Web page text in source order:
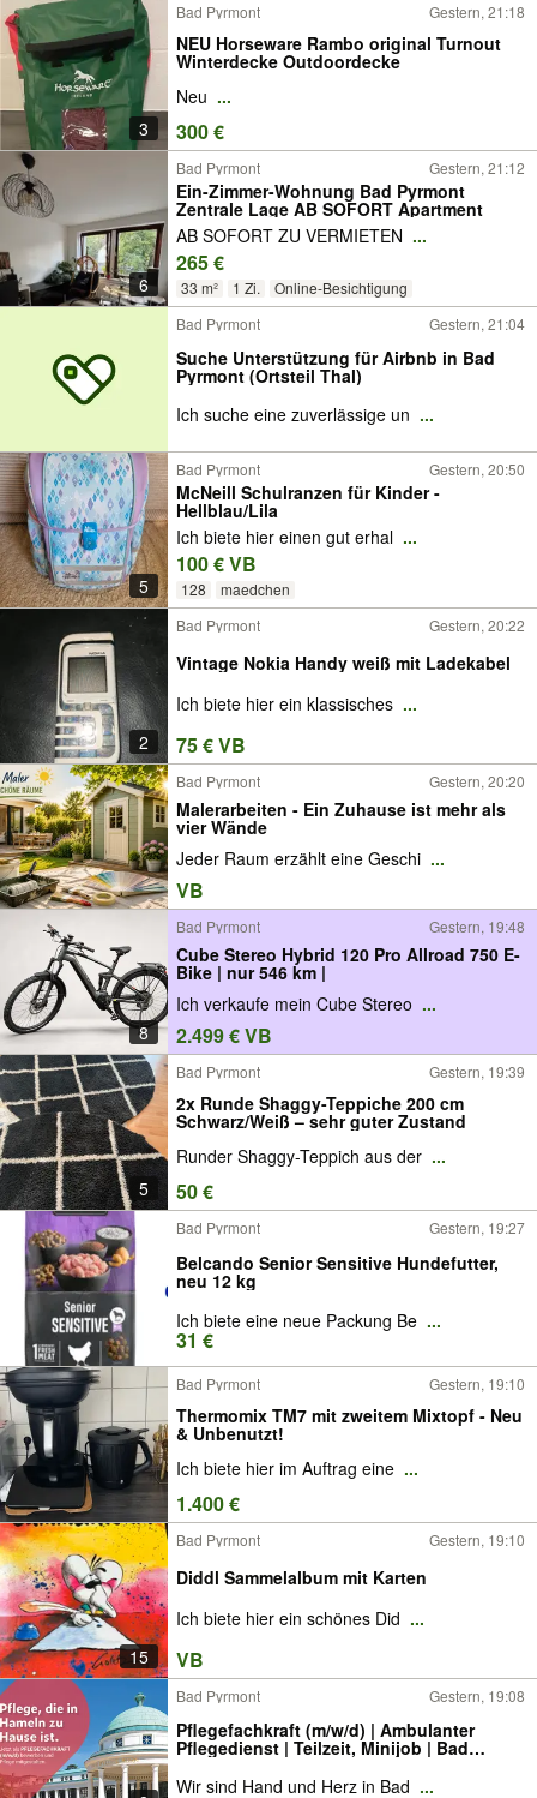
3
Bad Pyrmont Gestern, 21:18
NEU Horseware Rambo original Turnout
Winterdecke Outdoordecke
Neu ...
300 €
6
Bad Pyrmont Gestern, 21:12
Ein-Zimmer-Wohnung Bad Pyrmont
Zentrale Lage AB SOFORT Apartment
AB SOFORT ZU VERMIETEN ...
265 €
33 m² 1 Zi.
Online-Besichtigung
Bad Pyrmont
Gestern, 21:04
Suche Unterstützung für Airbnb in Bad
Pyrmont (Ortsteil Thal)
Ich suche eine zuverlässige un ...
5
Bad Pyrmont Gestern, 20:50
McNeill Schulranzen für Kinder -
Hellblau/Lila
Ich biete hier einen gut erhal ...
100 € VB
128 maedchen
2
Bad Pyrmont Gestern, 20:22
Vintage Nokia Handy weiß mit Ladekabel
Ich biete hier ein klassisches ...
75 € VB
Bad Pyrmont Gestern, 20:20
Malerarbeiten - Ein Zuhause ist mehr als
vier Wände
Jeder Raum erzählt eine Geschi ...
VB
8
Bad Pyrmont Gestern, 19:48
Cube Stereo Hybrid 120 Pro Allroad 750 E-
Bike | nur 546 km |
Ich verkaufe mein Cube Stereo ...
2.499 € VB
5
Bad Pyrmont Gestern, 19:39
2x Runde Shaggy-Teppiche 200 cm
Schwarz/Weiß – sehr guter Zustand
Runder Shaggy-Teppich aus der ...
50 €
Bad Pyrmont Gestern, 19:27
Belcando Senior Sensitive Hundefutter,
neu 12 kg
Ich biete eine neue Packung Be ...
31 €
Bad Pyrmont Gestern, 19:10
Thermomix TM7 mit zweitem Mixtopf - Neu
& Unbenutzt!
Ich biete hier im Auftrag eine ...
1.400 €
15
Bad Pyrmont Gestern, 19:10
Diddl Sammelalbum mit Karten
Ich biete hier ein schönes Did ...
VB
Bad Pyrmont Gestern, 19:08
Pflegefachkraft (m/w/d) | Ambulanter
Pflegedienst | Teilzeit, Minijob | Bad
Wir sind Hand und Herz in Bad ...